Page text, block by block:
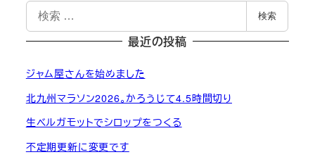
検
索
検索
最近の投稿
ジャム屋さんを始めました
北九州マラソン2026。かろうじて4.5時間切り
生ベルガモットでシロップをつくる
不定期更新に変更です